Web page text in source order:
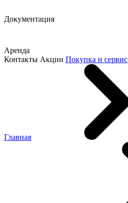
Документация
Аренда
Контакты Акции Покупка и сервис
Главная